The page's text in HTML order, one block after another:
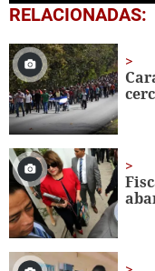
0
seconds
1
minute,
18
seconds
RELACIONADAS: